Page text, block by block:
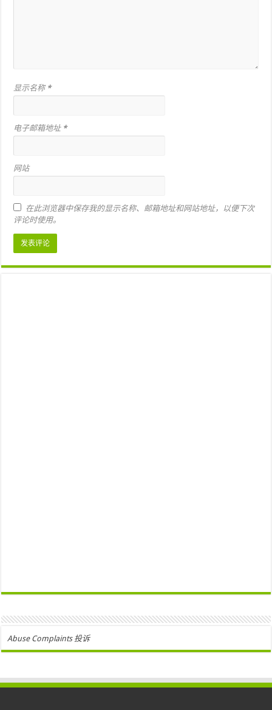
显示名称 *
电子邮箱地址 *
网站
在此浏览器中保存我的显示名称、邮箱地址和网站地址，以便下次
评论时使用。
Abuse Complaints 投诉